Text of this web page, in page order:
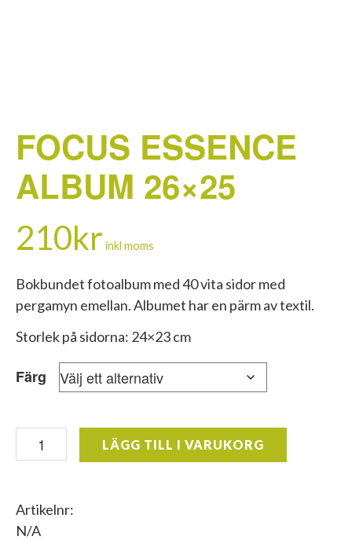
FOCUS ESSENCE
ALBUM 26×25
210kr inkl moms
Bokbundet fotoalbum med 40 vita sidor med
pergamyn emellan. Albumet har en pärm av textil.
Storlek på sidorna: 24×23 cm
Färg
Focus
Essence
26x25
mängd
LÄGG TILL I VARUKORG
Artikelnr:
N/A